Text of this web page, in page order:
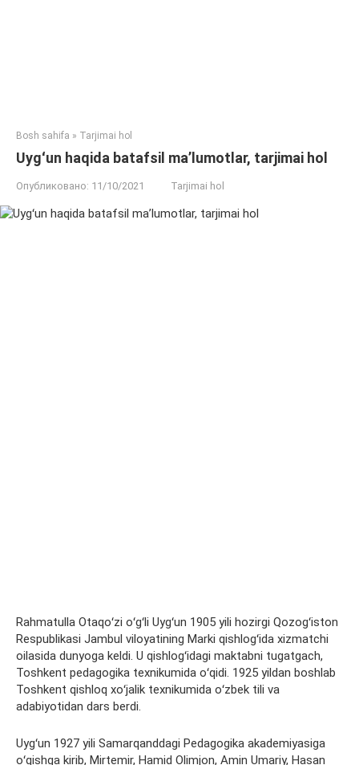
Bosh sahifa » Tarjimai hol
Uygʻun haqida batafsil ma’lumotlar, tarjimai hol
Опубликовано: 11/10/2021 Tarjimai hol
Rahmatulla Otaqoʻzi oʻgʻli Uygʻun 1905 yili hozirgi Qozogʻiston
Respublikasi Jambul viloyatining Marki qishlogʻida xizmatchi
oilasida dunyoga keldi. U qishlogʻidagi maktabni tugatgach,
Toshkent pedagogika texnikumida oʻqidi. 1925 yildan boshlab
Toshkent qishloq xoʻjalik texnikumida oʻzbek tili va
adabiyotidan dars berdi.
Uygʻun 1927 yili Samarqanddagi Pedagogika akademiyasiga
oʻqishga kirib, Mirtemir, Hamid Olimjon, Amin Umariy, Hasan